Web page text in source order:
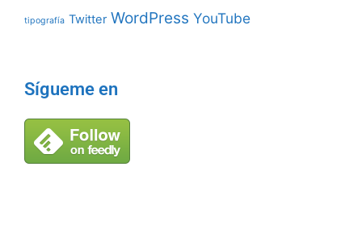
tipografía Twitter WordPress YouTube
Sígueme en